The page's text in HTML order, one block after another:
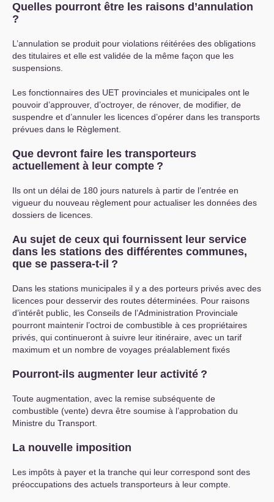
Quelles pourront être les raisons d’annulation
?
L’annulation se produit pour violations réitérées des obligations
des titulaires et elle est validée de la même façon que les
suspensions.
Les fonctionnaires des UET provinciales et municipales ont le
pouvoir d’approuver, d’octroyer, de rénover, de modifier, de
suspendre et d’annuler les licences d’opérer dans les transports
prévues dans le Règlement.
Que devront faire les transporteurs
actuellement à leur compte ?
Ils ont un délai de 180 jours naturels à partir de l’entrée en
vigueur du nouveau règlement pour actualiser les données des
dossiers de licences.
Au sujet de ceux qui fournissent leur service
dans les stations des différentes communes,
que se passera-t-il ?
Dans les stations municipales il y a des porteurs privés avec des
licences pour desservir des routes déterminées. Pour raisons
d’intérêt public, les Conseils de l’Administration Provinciale
pourront maintenir l’octroi de combustible à ces propriétaires
privés, qui continueront à suivre leur itinéraire, avec un tarif
maximum et un nombre de voyages préalablement fixés
Pourront-ils augmenter leur activité ?
Toute augmentation, avec la remise subséquente de
combustible (vente) devra être soumise à l’approbation du
Ministre du Transport.
La nouvelle imposition
Les impôts à payer et la tranche qui leur correspond sont des
préoccupations des actuels transporteurs à leur compte.